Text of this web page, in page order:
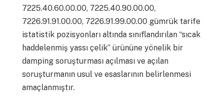
7225.40.60.00.00, 7225.40.90.00.00,
7226.91.91.00.00, 7226.91.99.00.00 gümrük tarife
istatistik pozisyonları altında sınıflandırılan “sıcak
haddelenmiş yassı çelik” ürününe yönelik bir
damping soruşturması açılması ve açılan
soruşturmanın usul ve esaslarının belirlenmesi
amaçlanmıştır.